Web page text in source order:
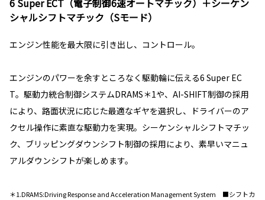
6 Super ECT（電子制御6速オートマチック）＋シーケン
シャルシフトマチック（Sモード）
エンジン性能を最大限に引き出し、コントロール。
エンジンのパワーを余すところなく駆動輪に伝える6 Super EC
T。駆動力統合制御システムDRAMS＊1や、AI-SHIFT制御の採用
により、路面状況に応じた最適なギヤを選択し、ドライバーのア
クセル操作に素直な駆動力を実現。シーケンシャルシフトマチッ
ク、ブリッピングダウンシフト制御の採用により、素早いマニュ
アルダウンシフトが楽しめます。
＊1.DRAMS:Driving Response and Acceleration Management System ■シフトカ